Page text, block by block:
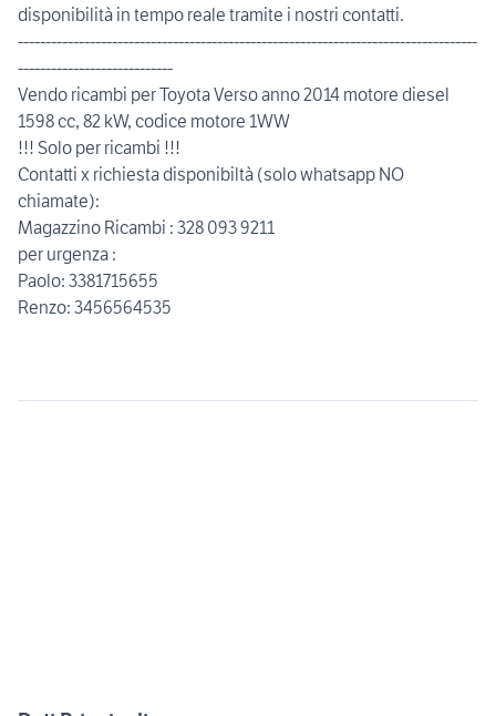
disponibilità in tempo reale tramite i nostri contatti.
-----------------------------------------------------------------------------------
----------------------------
Vendo ricambi per Toyota Verso anno 2014 motore diesel
1598 cc, 82 kW, codice motore 1WW
!!! Solo per ricambi !!!
Contatti x richiesta disponibiltà (solo whatsapp NO
chiamate):
Magazzino Ricambi : 328 093 9211
per urgenza :
Paolo: 3381715655
Renzo: 3456564535